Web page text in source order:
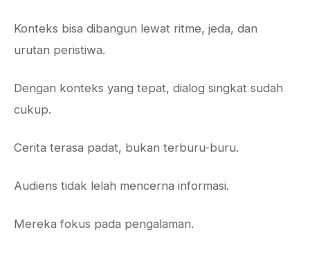
Konteks bisa dibangun lewat ritme, jeda, dan
urutan peristiwa.
Dengan konteks yang tepat, dialog singkat sudah
cukup.
Cerita terasa padat, bukan terburu-buru.
Audiens tidak lelah mencerna informasi.
Mereka fokus pada pengalaman.